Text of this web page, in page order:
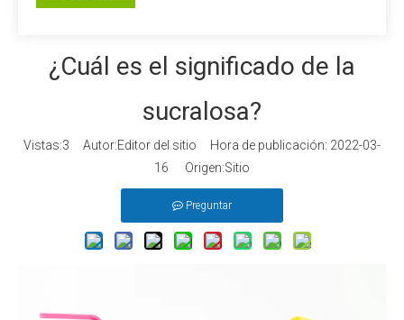
¿Cuál es el significado de la
sucralosa?
Vistas:3 Autor:Editor del sitio Hora de publicación: 2022-03-
16 Origen:Sitio
Preguntar